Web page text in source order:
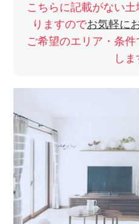
こちらに記載がない
りますのでお気軽に
ご希望のエリア・条
しま